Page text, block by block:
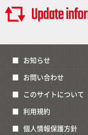
お知らせ
お問い合わせ
このサイトについて
利用規約
個人情報保護方針